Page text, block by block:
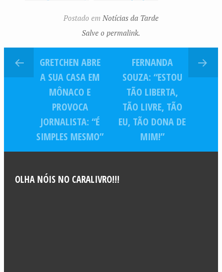
sábados da
pênis pequeno?
Postado em Notícias da Tarde
Salve o permalink.
GRETCHEN ABRE
A SUA CASA EM
MÔNACO E
PROVOCA
JORNALISTA: “É
SIMPLES MESMO”
FERNANDA
SOUZA: “ESTOU
TÃO LIBERTA,
TÃO LIVRE, TÃO
EU, TÃO DONA DE
MIM!”
OLHA NÓIS NO CARALIVRO!!!